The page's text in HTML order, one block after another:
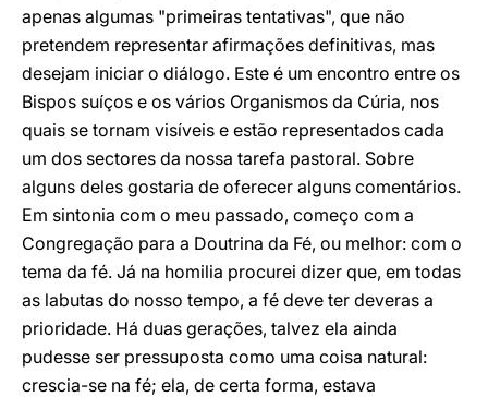
apenas algumas "primeiras tentativas", que não
pretendem representar afirmações definitivas, mas
desejam iniciar o diálogo. Este é um encontro entre os
Bispos suíços e os vários Organismos da Cúria, nos
quais se tornam visíveis e estão representados cada
um dos sectores da nossa tarefa pastoral. Sobre
alguns deles gostaria de oferecer alguns comentários.
Em sintonia com o meu passado, começo com a
Congregação para a Doutrina da Fé, ou melhor: com o
tema da fé. Já na homilia procurei dizer que, em todas
as labutas do nosso tempo, a fé deve ter deveras a
prioridade. Há duas gerações, talvez ela ainda
pudesse ser pressuposta como uma coisa natural:
crescia-se na fé; ela, de certa forma, estava